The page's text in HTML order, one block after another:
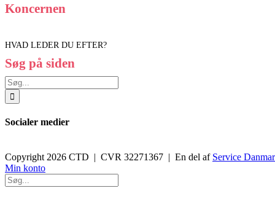
Koncernen
HVAD LEDER DU EFTER?
Søg på siden
Søg
efter:
Socialer medier
Copyright 2026 CTD | CVR 32271367 | En del af Service
Toggle
Sliding
Bar
Min konto